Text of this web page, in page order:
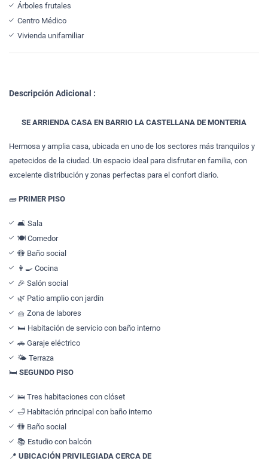
Árboles frutales
Centro Médico
Vivienda unifamiliar
Descripción Adicional :
SE ARRIENDA CASA EN BARRIO LA CASTELLANA DE MONTERIA
Hermosa y amplia casa, ubicada en uno de los sectores más tranquilos y
apetecidos de la ciudad. Un espacio ideal para disfrutar en familia, con
excelente distribución y zonas perfectas para el confort diario.
🧱 PRIMER PISO
🛋️ Sala
🍽️ Comedor
🚻 Baño social
👩‍🍳 Cocina
🎉 Salón social
🌿 Patio amplio con jardín
🧺 Zona de labores
🛏️ Habitación de servicio con baño interno
🚗 Garaje eléctrico
🌤️ Terraza
🛏️ SEGUNDO PISO
🛌 Tres habitaciones con clóset
🛁 Habitación principal con baño interno
🚻 Baño social
📚 Estudio con balcón
📍 UBICACIÓN PRIVILEGIADA CERCA DE